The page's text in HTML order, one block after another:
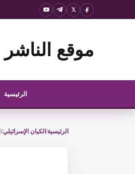
موقع الناشر
الرئيسية
الرئيسية/ الكيان الإسرائيلي/